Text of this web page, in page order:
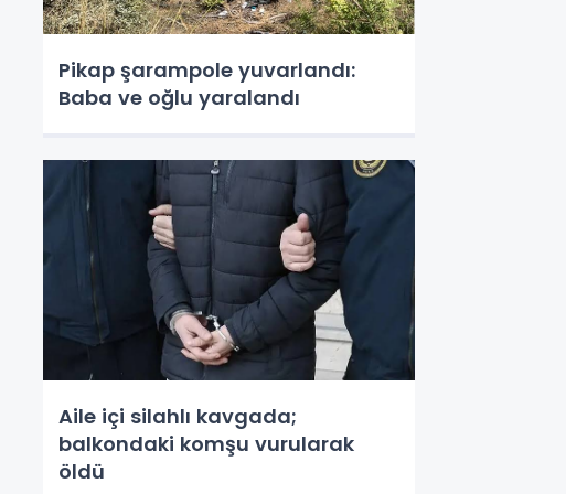
Pikap şarampole yuvarlandı:
Baba ve oğlu yaralandı
Aile içi silahlı kavgada;
balkondaki komşu vurularak
öldü